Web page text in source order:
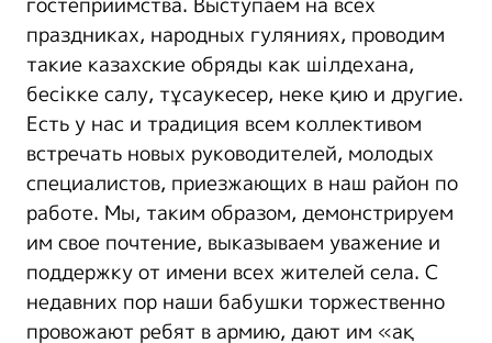
праздниках, народных гуляниях, проводим
такие казахские обряды как шілдехана,
бесікке салу, тұсаукесер, неке қию и другие.
Есть у нас и традиция всем коллективом
встречать новых руководителей, молодых
специалистов, приезжающих в наш район по
работе. Мы, таким образом, демонстрируем
им свое почтение, выказываем уважение и
поддержку от имени всех жителей села. С
недавних пор наши бабушки торжественно
провожают ребят в армию, дают им «ақ